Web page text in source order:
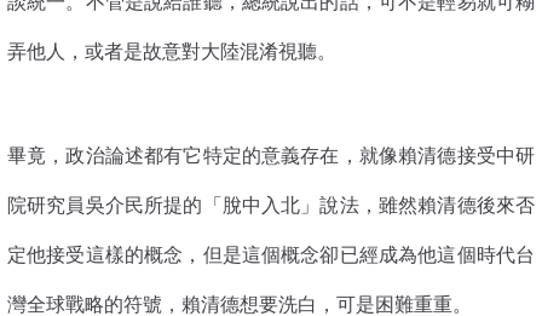
弄他人，或者是故意對大陸混淆視聽。
畢竟，政治論述都有它特定的意義存在，就像賴清德接受中研
院研究員吳介民所提的「脫中入北」說法，雖然賴清德後來否
定他接受這樣的概念，但是這個概念卻已經成為他這個時代台
灣全球戰略的符號，賴清德想要洗白，可是困難重重。